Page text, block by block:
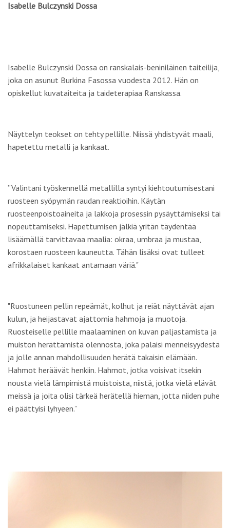
Isabelle Bulczynski Dossa
Isabelle Bulczynski Dossa on ranskalais-beniniläinen taiteilija,
joka on asunut Burkina Fasossa vuodesta 2012. Hän on
opiskellut kuvataiteita ja taideterapiaa Ranskassa.
Näyttelyn teokset on tehty pellille. Niissä yhdistyvät maali,
hapetettu metalli ja kankaat.
”Valintani työskennellä metallilla syntyi kiehtoutumisestani
ruosteen syöpymän raudan reaktioihin. Käytän
ruosteenpoistoaineita ja lakkoja prosessin pysäyttämiseksi tai
nopeuttamiseksi. Hapettumisen jälkiä yritän täydentää
lisäämällä tarvittavaa maalia: okraa, umbraa ja mustaa,
korostaen ruosteen kauneutta. Tähän lisäksi ovat tulleet
afrikkalaiset kankaat antamaan väriä."
"Ruostuneen pellin repeämät, kolhut ja reiät näyttävät ajan
kulun, ja heijastavat ajattomia hahmoja ja muotoja.
Ruosteiselle pellille maalaaminen on kuvan paljastamista ja
muiston herättämistä olennosta, joka palaisi menneisyydestä
ja jolle annan mahdollisuuden herätä takaisin elämään.
Hahmot heräävät henkiin. Hahmot, jotka voisivat itsekin
nousta vielä lämpimistä muistoista, niistä, jotka vielä elävät
meissä ja joita olisi tärkeä herätellä hieman, jotta niiden puhe
ei päättyisi lyhyeen.”